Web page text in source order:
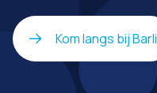
Kom langs bij Barli